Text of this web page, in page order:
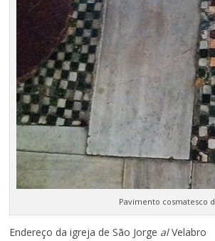
Pavimento cosmatesco
Endereço da igreja de São Jorge alVelabro